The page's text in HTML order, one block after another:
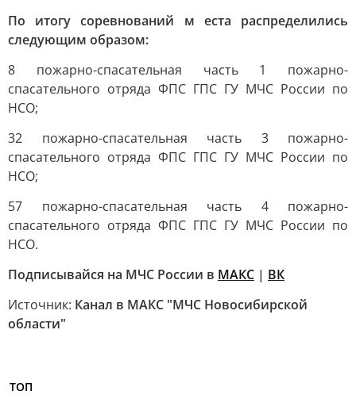
По итогу соревнований м еста распределились
следующим образом:
8 пожарно-спасательная часть 1 пожарно-
спасательного отряда ФПС ГПС ГУ МЧС России по
НСО;
32 пожарно-спасательная часть 3 пожарно-
спасательного отряда ФПС ГПС ГУ МЧС России по
НСО;
57 пожарно-спасательная часть 4 пожарно-
спасательного отряда ФПС ГПС ГУ МЧС России по
НСО.
Подписывайся на МЧС России в МАКС | ВК
Источник: Канал в МАКС "МЧС Новосибирской
области"
ТОП